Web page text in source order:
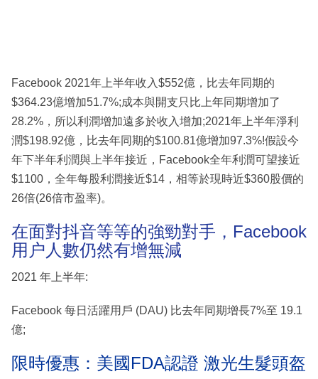
Facebook 2021年上半年收入$552億，比去年同期的
$364.23億增加51.7%;成本與開支只比上年同期增加了
28.2%，所以利潤增加遠多於收入增加;2021年上半年淨利
潤$198.92億，比去年同期的$100.81億增加97.3%!假設今
年下半年利潤與上半年接近，Facebook全年利潤可望接近
$1100，全年每股利潤接近$14，相等於現時近$360股價的
26倍(26倍市盈率)。
在面對抖音等等的強勁對手，Facebook
用户人數仍然有增無減
2021 年上半年:
Facebook 每日活躍用戶 (DAU) 比去年同期增長7%至 19.1
億;
限時優惠：美國FDA認證 激光生髮頭盔